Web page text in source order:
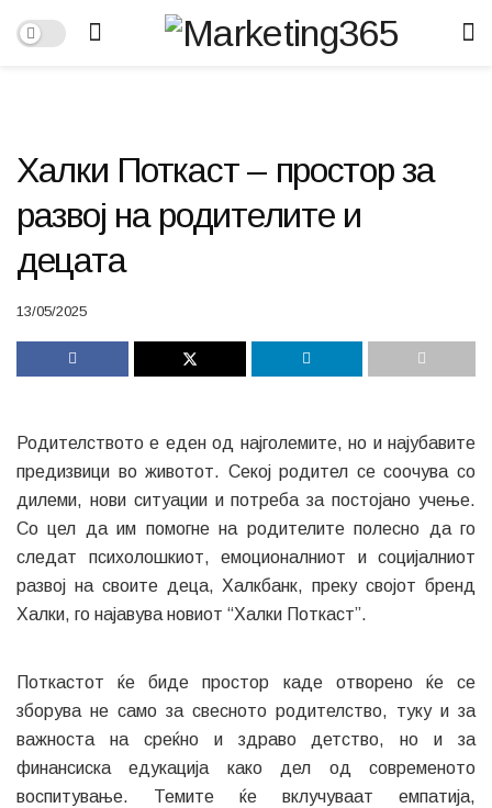
Халки Поткаст – простор за
развој на родителите и
децата
13/05/2025
Родителството е еден од најголемите, но и најубавите
предизвици во животот. Секој родител се соочува со
дилеми, нови ситуации и потреба за постојано учење.
Со цел да им помогне на родителите полесно да го
следат психолошкиот, емоционалниот и социјалниот
развој на своите деца, Халкбанк, преку својот бренд
Халки, го најавува новиот “Халки Поткаст”.
Поткастот ќе биде простор каде отворено ќе се
зборува не само за свесното родителство, туку и за
важноста на среќно и здраво детство, но и за
финансиска едукација како дел од современото
воспитување. Темите ќе вклучуваат емпатија,